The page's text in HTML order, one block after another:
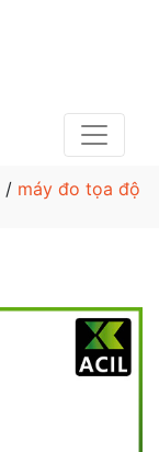
/ máy đo tọa độ